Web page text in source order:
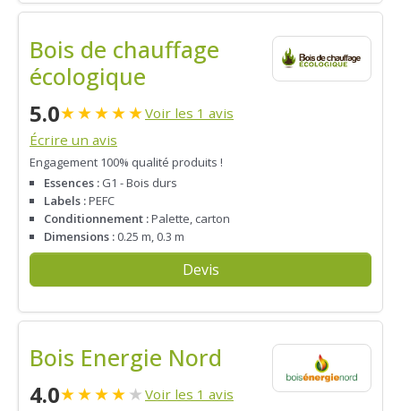
Bois de chauffage
écologique
5.0★★★★★Voir les 1 avis
Écrire un avis
Engagement 100% qualité produits !
Essences : G1 - Bois durs
Labels :PEFC
Conditionnement :Palette, carton
Dimensions : 0.25 m, 0.3 m
Devis
Bois Energie Nord
4.0★★★★★ Voir les 1 avis